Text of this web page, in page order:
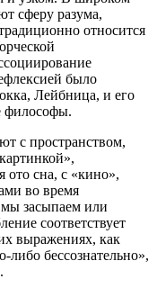
сферу разума,
относится
было
Лейбница, и его
философы.
с пространством,
ото сна, с «кино»,
во время
засыпаем или
соответствует
выражениях, как
либо бессознательно»,